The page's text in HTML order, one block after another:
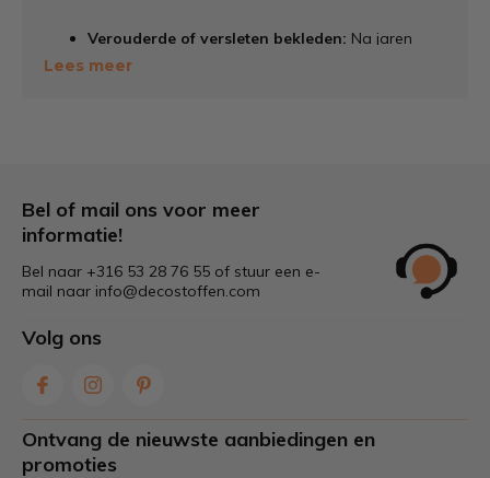
Verouderde of versleten bekleden: Na jaren
intensief gebruiken, kan de stof wel een
bekleden verleng je de levensduur van je meubel.
Creatieve vrijheid:
Je kiest zelf de stof die bij je
interieur past. Kies de structuur en kleur die
perfect aansluit.
Welke soorten stof kun je
gebruiken?
Bij het bekleden van een poef kan je kiezen uit
verschillende stoffen, afhankelijk van stijl en gebruik.
Lees meer
Bel of mail ons voor meer
informatie!
Bel naar +316 53 28 76 55 of stuur een e-
mail naar info@decostoffen.com
Volg ons
Ontvang de nieuwste aanbiedingen en
promoties